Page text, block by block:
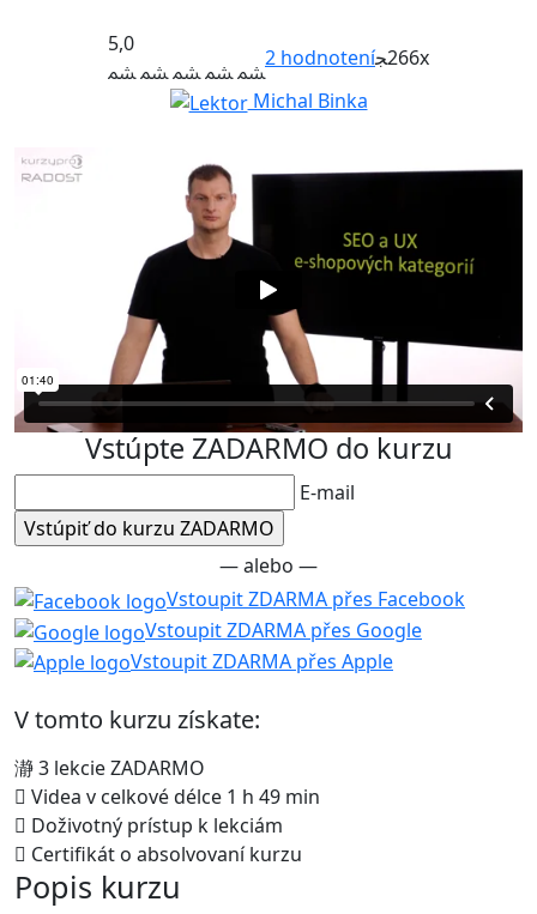
5,0
2 hodnotení 266x
Michal Binka
Vstúpte ZADARMO do kurzu
E-mail
— alebo —
Vstoupit ZDARMA přes Facebook
Vstoupit ZDARMA přes Google
Vstoupit ZDARMA přes Apple
V tomto kurzu získate:
3 lekcie ZADARMO
Videa v celkové délce 1 h 49 min
Doživotný prístup k lekciám
Certifikát o absolvovaní kurzu
Popis kurzu